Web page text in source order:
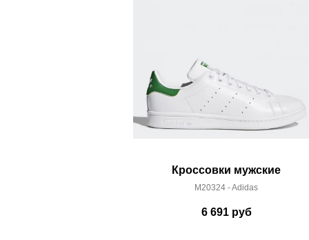
Кроссовки мужские
M20324 - Adidas
6 691руб